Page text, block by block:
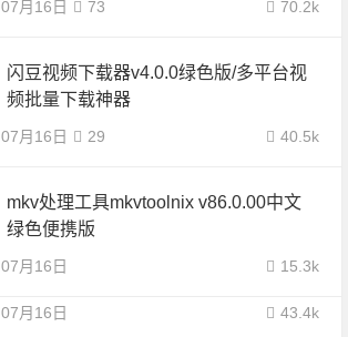
07月16日 70.2k
73
闪豆视频下载器v4.0.0绿色版/多平台视
频批量下载神器
07月16日 40.5k
29
mkv处理工具mkvtoolnix v86.0.00中文
绿色便携版
07月16日 15.3k
07月16日 43.4k